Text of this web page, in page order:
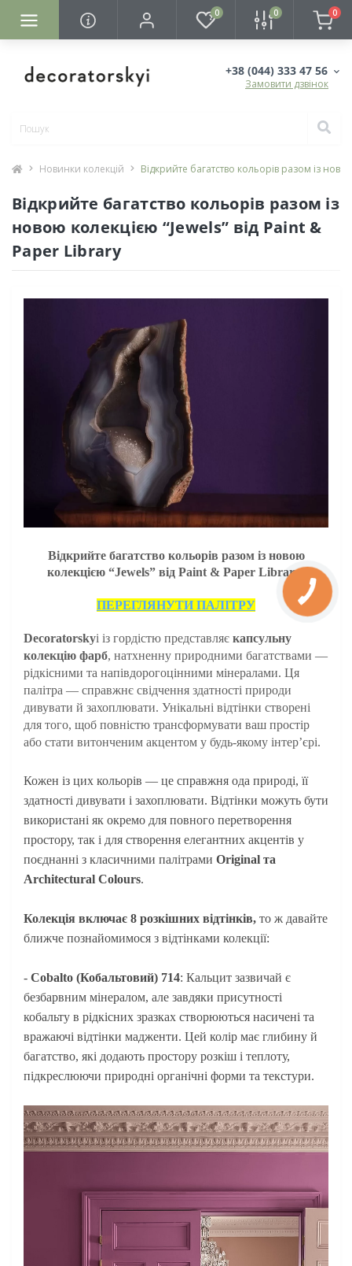
0 0 0
+38 (044) 333 47 56
Замовити дзвінок
Новинки колекцій Відкрийте багатство кольорів разом із
Відкрийте багатство кольорів разом із
новою колекцією “Jewels” від Paint &
Paper Library
Відкрийте багатство кольорів разом із новою
колекцією “Jewels” від Paint & Paper Library!
ПЕРЕГЛЯНУТИ ПАЛІТРУ
Decoratorskyi із гордістю представляє капсульну
колекцію фарб, натхненну природними багатствами —
рідкісними та напівдорогоцінними мінералами. Ця
палітра — справжнє свідчення здатності природи
дивувати й захоплювати. Унікальні відтінки створені
для того, щоб повністю трансформувати ваш простір
або стати витонченим акцентом у будь-якому інтер’єрі.
Кожен із цих кольорів — це справжня ода природі, її
здатності дивувати і захоплювати. Відтінки можуть бути
використані як окремо для повного перетворення
простору, так і для створення елегантних акцентів у
поєднанні з класичними палітрами Original та
Architectural Colours.
Колекція включає 8 розкішних відтінків, то ж давайте
ближче познайомимося з відтінками колекції:
- Cobalto (Кобальтовий) 714: Кальцит зазвичай є
безбарвним мінералом, але завдяки присутності
кобальту в рідкісних зразках створюються насичені та
вражаючі відтінки мадженти. Цей колір має глибину й
багатство, які додають простору розкіш і теплоту,
підкреслюючи природні органічні форми та текстури.